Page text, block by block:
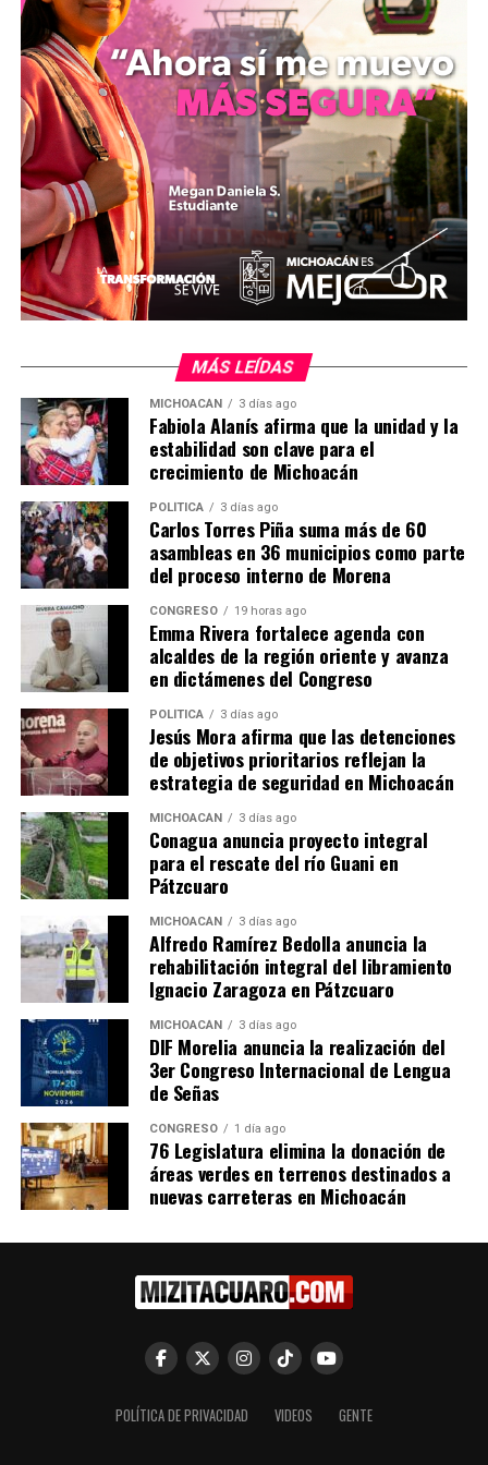
diversas manifestaciones de violencia, incluyendo el uso
de artefactos explosivos y drones, por lo que consideró
necesario que el Congreso estatal asuma la
responsabilidad de visibilizar y sancionar legalmente la
violencia de dominación territorial.
mizitacuaro.
Comparte con:
Me gusta esto:
Relacionado
Es de reconocer la decisión
de visibilizar y atender el
desplazamiento forzado en
Michoacán: Hernández Peña
13 abril, 2022
víctimas del desplazamiento
forzado: Julieta Gallardo
5 agosto, 2022
Suman esfuerzos Gobierno
de Michoacán y sociedad
civil en combate al
desplazamiento forzado
12 julio, 2022
En "Michoacán"
Busca Legislatura de Michoacán garantizar por ley el
uso de Lengua de Señas en hospitales y diagnósticos de
institucional del Congreso
MÁS LEÍDAS
MICHOACÁN 3 días ago
Fabiola Alanís afirma que la unidad y la
estabilidad son clave para el
crecimiento de Michoacán
POLÍTICA 3 días ago
Carlos Torres Piña suma más de 60
asambleas en 36 municipios como parte
del proceso interno de Morena
CONGRESO 19 horas ago
Emma Rivera fortalece agenda con
alcaldes de la región oriente y avanza
en dictámenes del Congreso
POLÍTICA 3 días ago
Jesús Mora afirma que las detenciones
de objetivos prioritarios reflejan la
estrategia de seguridad en Michoacán
MICHOACÁN 3 días ago
Conagua anuncia proyecto integral
para el rescate del río Guani en
Pátzcuaro
MICHOACÁN 3 días ago
Alfredo Ramírez Bedolla anuncia la
rehabilitación integral del libramiento
Ignacio Zaragoza en Pátzcuaro
MICHOACÁN 3 días ago
DIF Morelia anuncia la realización del
3er Congreso Internacional de Lengua
de Señas
CONGRESO 1 día ago
76 Legislatura elimina la donación de
áreas verdes en terrenos destinados a
nuevas carreteras en Michoacán
POLÍTICA DE PRIVACIDAD VIDEOS GENTE